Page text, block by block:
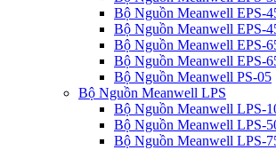
Bộ Nguồn Meanwell EPS-
Bộ Nguồn Meanwell EPS-
Bộ Nguồn Meanwell EPS-
Bộ Nguồn Meanwell EPS-
Bộ Nguồn Meanwell PS-05
Bộ Nguồn Meanwell LPS
Bộ Nguồn Meanwell LPS-
Bộ Nguồn Meanwell LPS-
Bộ Nguồn Meanwell LPS-